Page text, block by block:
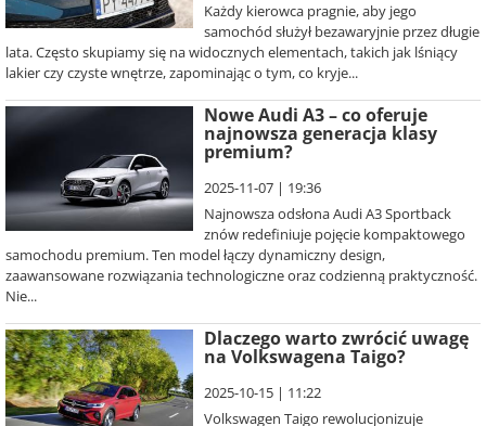
Każdy kierowca pragnie, aby jego
samochód służył bezawaryjnie przez długie
lata. Często skupiamy się na widocznych elementach, takich jak lśniący
lakier czy czyste wnętrze, zapominając o tym, co kryje...
Nowe Audi A3 – co oferuje
najnowsza generacja klasy
premium?
2025-11-07 | 19:36
Najnowsza odsłona Audi A3 Sportback
znów redefiniuje pojęcie kompaktowego
samochodu premium. Ten model łączy dynamiczny design,
zaawansowane rozwiązania technologiczne oraz codzienną praktyczność.
Nie...
Dlaczego warto zwrócić uwagę
na Volkswagena Taigo?
2025-10-15 | 11:22
Volkswagen Taigo rewolucjonizuje